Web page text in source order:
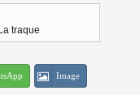
traque
Image